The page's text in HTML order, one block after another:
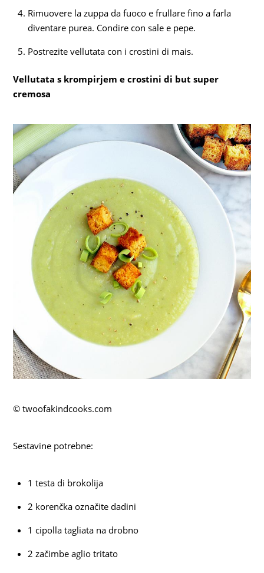
Rimuovere la zuppa da fuoco e frullare fino a farla
diventare purea. Condire con sale e pepe.
Postrezite vellutata con i crostini di mais.
Vellutata s krompirjem e crostini di but super
cremosa
© twoofakindcooks.com
Sestavine potrebne:
1 testa di brokolija
2 korenčka označite dadini
1 cipolla tagliata na drobno
2 začimbe aglio tritato